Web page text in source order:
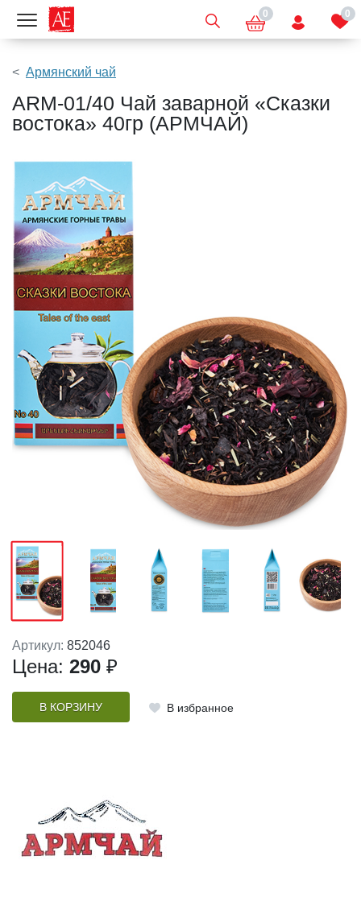
Показать меню 0 0
Армянский чай
ARM-01/40 Чай заварной «Сказки
востока» 40гр (АРМЧАЙ)
Артикул: 852046
Цена: 290 ₽
В КОРЗИНУ В избранное